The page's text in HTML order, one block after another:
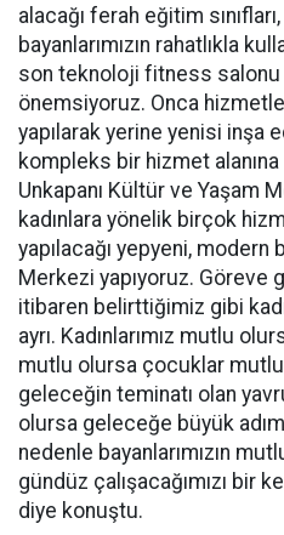
alacağı ferah eğitim
bayanlarımızın rahatlıkla
son teknoloji fitness salonu
önemsiyoruz. Onca
yapılarak yerine yenisi inşa
kompleks bir hizmet
Unkapanı Kültür ve Yaşam
kadınlara yönelik birçok
yapılacağı yepyeni, modern
Merkezi yapıyoruz. Göreve
itibaren belirttiğimiz gibi
ayrı. Kadınlarımız mutlu
mutlu olursa çocuklar mutlu
geleceğin teminatı olan
olursa geleceğe büyük
nedenle bayanlarımızın
gündüz çalışacağımızı bir
diye konuştu.